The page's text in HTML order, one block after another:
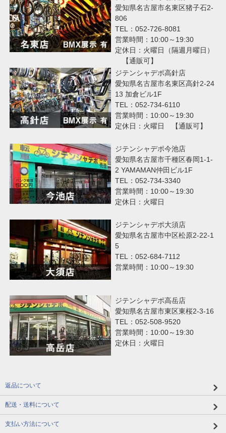
愛知県名古屋市名東区猪子石2-
806
TEL：052-726-8081
営業時間：10:00～19:30
定休日：火曜日（隔週月曜日）
【通販可】
ジテンシャデポ高針店
愛知県名古屋市名東区高針2-24
13 加倉ビル1F
TEL：052-734-6110
営業時間：10:00～19:30
定休日：火曜日 【通販可】
ジテンシャデポ今池店
愛知県名古屋市千種区春岡1-1-
2 YAMAMAN仲田ビル1F
TEL：052-734-3340
営業時間：10:00～19:30
定休日：火曜日
ジテンシャデポ大須店
愛知県名古屋市中区松原2-22-1
5
TEL：052-684-7112
営業時間：10:00～19:30
ジテンシャデポ高岳店
愛知県名古屋市東区東桜2-3-16
TEL：052-508-9520
営業時間：10:00～19:30
定休日：火曜日
返品について
配送・送料について
支払い方法について